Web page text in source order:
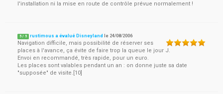
l'installation ni la mise en route de contrôle prévue normalement !
5 / 5 rustimous a évalué Disneyland le 24/08/2006
Navigation difficile, mais possibilité de réserver ses
places à l'avance, ça évite de faire trop la queue le jour J.
Envoi en recommandé, très rapide, pour un euro.
Les places sont valables pendant un an : on donne juste sa date
"supposée" de visite.[10]